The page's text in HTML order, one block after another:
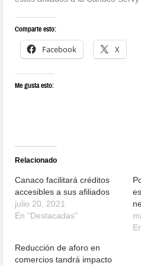
Comparte esto:
Facebook X
Me gusta esto:
Relacionado
Canaco facilitará créditos
accesibles a sus afiliados
julio 20, 2021
En "Destacadas"
Reducción de aforo en
comercios tandrá impacto